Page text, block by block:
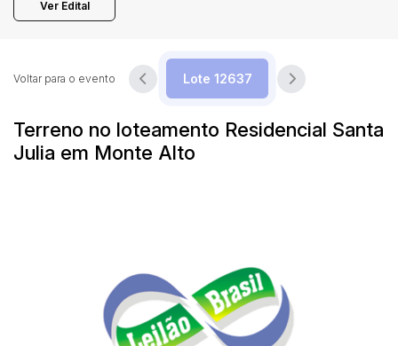
Ver Edital
Terreno no loteamento Residencial Santa
Julia em Monte Alto
Voltar para o evento